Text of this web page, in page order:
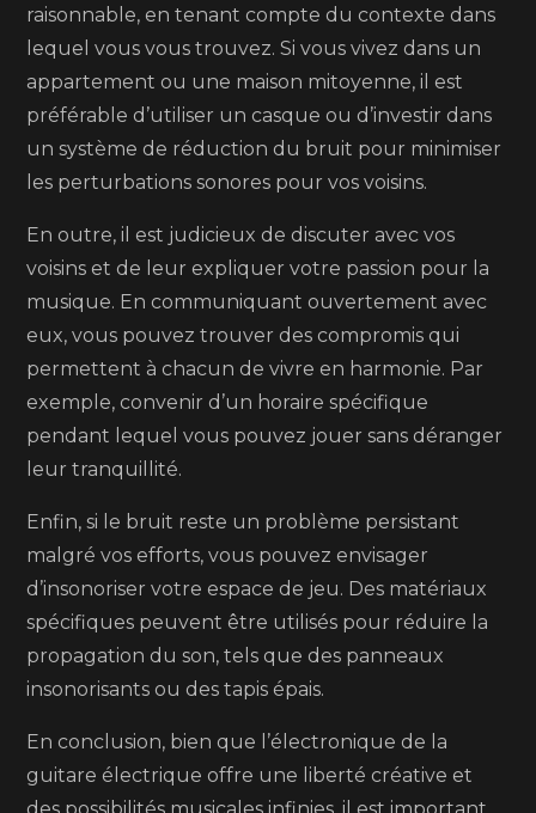
raisonnable, en tenant compte du contexte dans
lequel vous vous trouvez. Si vous vivez dans un
appartement ou une maison mitoyenne, il est
préférable d’utiliser un casque ou d’investir dans
un système de réduction du bruit pour minimiser
les perturbations sonores pour vos voisins.
En outre, il est judicieux de discuter avec vos
voisins et de leur expliquer votre passion pour la
musique. En communiquant ouvertement avec
eux, vous pouvez trouver des compromis qui
permettent à chacun de vivre en harmonie. Par
exemple, convenir d’un horaire spécifique
pendant lequel vous pouvez jouer sans déranger
leur tranquillité.
Enfin, si le bruit reste un problème persistant
malgré vos efforts, vous pouvez envisager
d’insonoriser votre espace de jeu. Des matériaux
spécifiques peuvent être utilisés pour réduire la
propagation du son, tels que des panneaux
insonorisants ou des tapis épais.
En conclusion, bien que l’électronique de la
guitare électrique offre une liberté créative et